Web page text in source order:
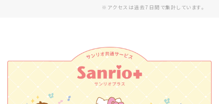
※アクセスは過去7日間で集計しています。